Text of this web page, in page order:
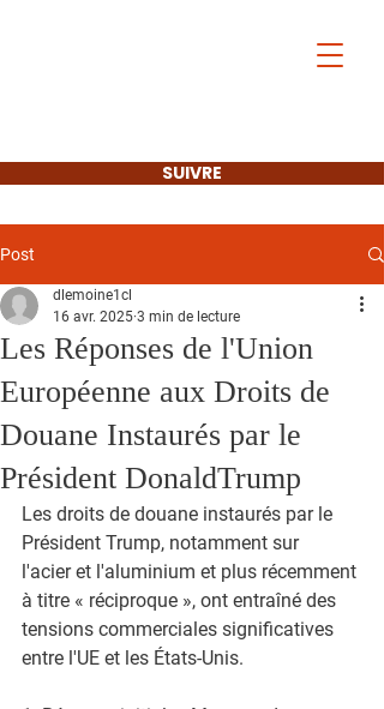
SUIVRE
Post
Les Réponses de l'Union
Européenne aux Droits de
Douane Instaurés par le
Président DonaldTrump
dlemoine1cl
16 avr. 2025 3 min de lecture
Les droits de douane instaurés par le
Président Trump, notamment sur
l'acier et l'aluminium et plus récemment
à titre « réciproque », ont entraîné des
tensions commerciales significatives
entre l'UE et les États-Unis.